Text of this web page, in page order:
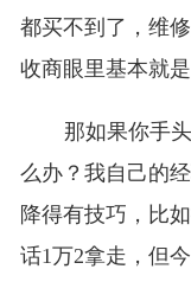
都买不到了，维
收商眼里基本就是
那如果你手
么办？我自己的
降得有技巧，比
话1万2拿走，但